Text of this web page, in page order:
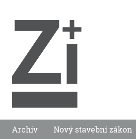
Archiv Nový stavební zákon